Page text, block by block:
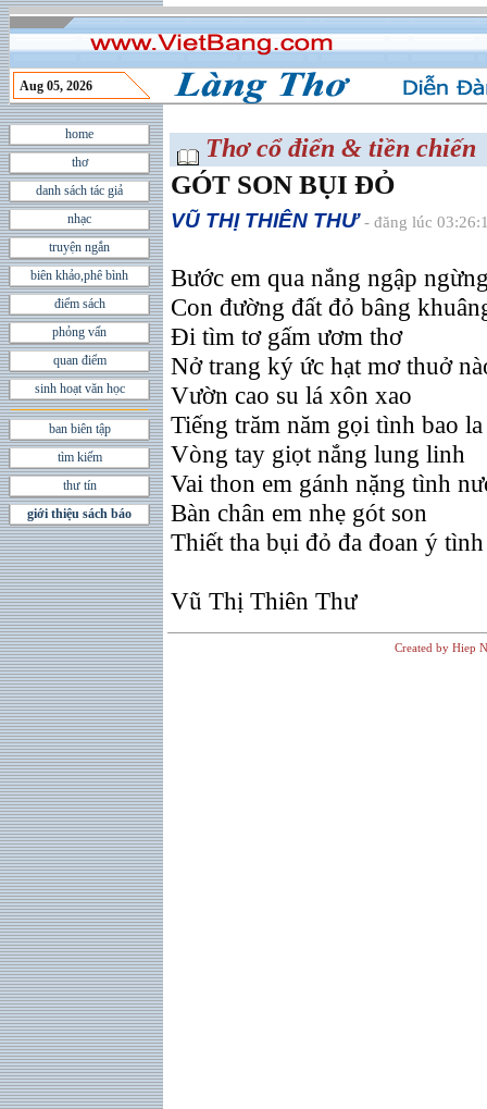
Aug 05, 2026
home
thơ
danh sách tác giả
nhạc
truyện ngắn
biên khảo,phê bình
điểm sách
phỏng vấn
quan điểm
sinh hoạt văn học
ban biên tập
tìm kiếm
thư tín
giới thiệu sách báo
Thơ cổ điển & tiền chiến
GÓT SON BỤI ÐỎ
VŨ THỊ THIÊN THƯ - đăng lúc
Bước em qua nắng ngập
Con đường đất đỏ bâng
Ði tìm tơ gấm ươm thơ
Nở trang ký ức hạt mơ thuở
Vườn cao su lá xôn xao
Tiếng trăm năm gọi tình bao
Vòng tay giọt nắng lung linh
Vai thon em gánh nặng tình
Bàn chân em nhẹ gót son
Thiết tha bụi đỏ đa đoan ý tình
Vũ Thị Thiên Thư
Created by Hiep